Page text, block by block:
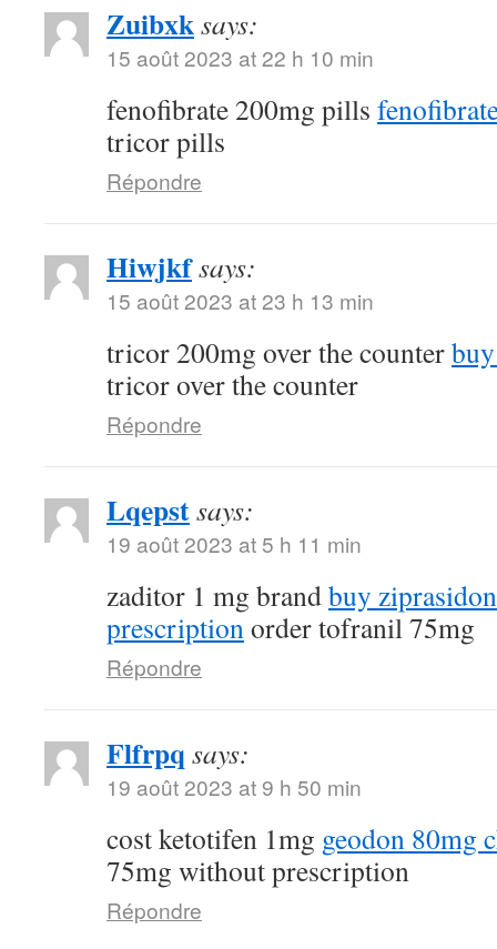
Zuibxksays:
15 août 2023 at 22 h 10 min
fenofibrate 200mg pills
tricor pills
Répondre
Hiwjkfsays:
15 août 2023 at 23 h 13 min
tricor 200mg over the counter
tricor over the counter
Répondre
Lqepstsays:
19 août 2023 at 5 h 11 min
zaditor 1 mg brandbuy
prescription order tofranil 75mg
Répondre
Flfrpq says:
19 août 2023 at 9 h 50 min
cost ketotifen 1mg geodon 80mg
75mg without prescription
Répondre